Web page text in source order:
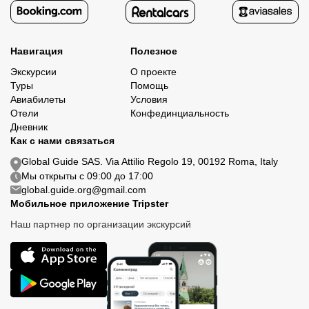
Навигация
Экскурсии
Туры
Авиабилеты
Отели
Дневник
Полезное
О проекте
Помощь
Условия
Конфединциальность
Как с нами связаться
Global Guide SAS. Via Attilio Regolo 19, 00192 Roma, Italy
Мы открыты с 09:00 до 17:00
global.guide.org@gmail.com
Мобильное приложение Tripster
Наш партнер по организации экскурсий